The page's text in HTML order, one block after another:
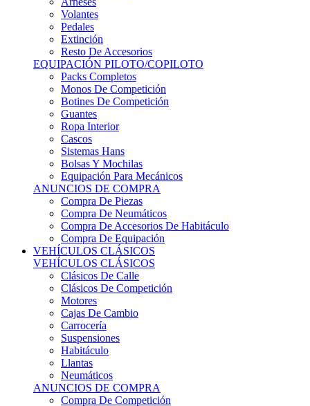
Pedales
Extinción
Resto De Accesorios
EQUIPACIÓN PILOTO/COPILOTO
Packs Completos
Monos De Competición
Botines De Competición
Guantes
Ropa Interior
Cascos
Sistemas Hans
Bolsas Y Mochilas
Equipación Para Mecánicos
ANUNCIOS DE COMPRA
Compra De Piezas
Compra De Neumáticos
Compra De Accesorios De Habitáculo
Compra De Equipación
VEHÍCULOS CLÁSICOS
VEHÍCULOS CLÁSICOS
Clásicos De Calle
Clásicos De Competición
Motores
Cajas De Cambio
Carrocería
Suspensiones
Habitáculo
Llantas
Neumáticos
ANUNCIOS DE COMPRA
Compra De Competición
Compra De Calle